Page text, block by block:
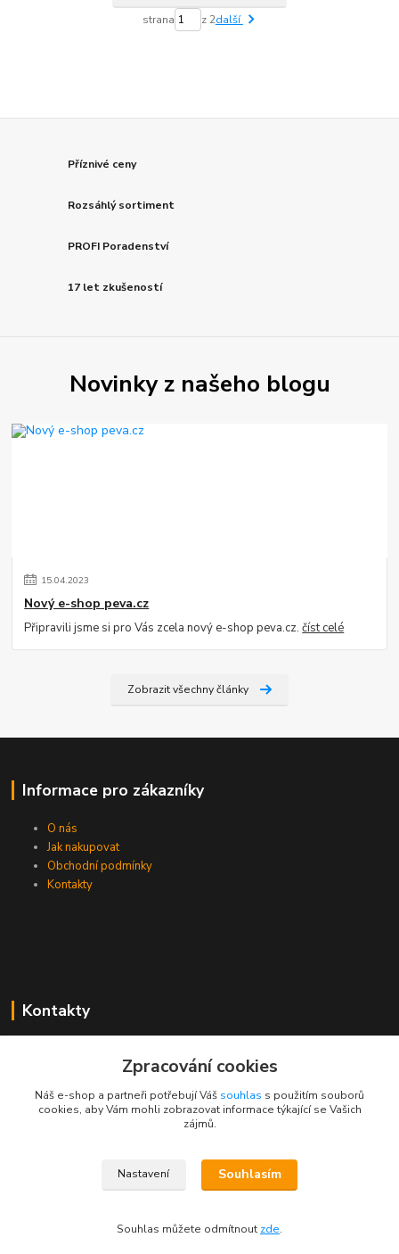
strana z 2další
Příznivé ceny
Rozsáhlý sortiment
PROFI Poradenství
17 let zkušeností
Novinky z našeho blogu
15.04.2023
Nový e-shop peva.cz
Připravili jsme si pro Vás zcela nový e-shop peva.cz.číst celé
Zobrazit všechny články
Informace pro zákazníky
O nás
Jak nakupovat
Obchodní podmínky
Kontakty
Kontakty
+420 733 530 378
(Po-Pá, 8-15 hod.)
© 2023 PEVA.cz
Zpracování cookies
Náš e-shop a partneři potřebují Váš souhlas s použitím souborů
cookies, aby Vám mohli zobrazovat informace týkající se Vašich
zájmů.
Nastavení Souhlasím
Souhlas můžete odmítnout zde.